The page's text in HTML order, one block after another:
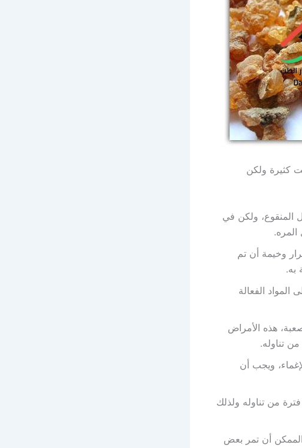
كثيرة ولكن
ولكن في
وخيمة أن تم
به.
الفعالة
هذه الأمراض
تناوله.
ويجب أن
من تناوله ولذلك
أن تمر بعض